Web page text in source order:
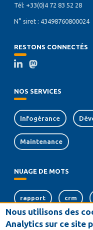
Tél: +33(0)4 72 83 52 28
N° siret : 43498760800024
RESTONS CONNECTÉS
NOS SERVICES
Infogérance
Maintenance
NUAGE DE MOTS
rapport crm
serveurs
Nous utilisons des
Analytics sur ce site